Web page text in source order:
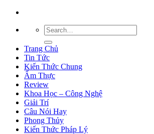
Trang Chủ
Tin Tức
Kiến Thức Chung
Ẩm Thực
Review
Khoa Học – Công Nghệ
Giải Trí
Câu Nói Hay
Phong Thủy
Kiến Thức Pháp Lý